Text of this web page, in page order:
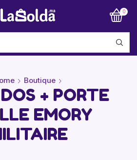
0
Boutique
+ PORTE
EMORY